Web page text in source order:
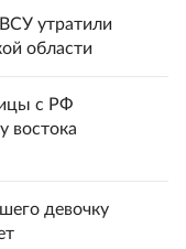
утратили
области
с РФ
востока
девочку